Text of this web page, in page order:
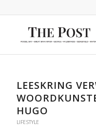
LEESKRING
HUGO
LIFESTYLE